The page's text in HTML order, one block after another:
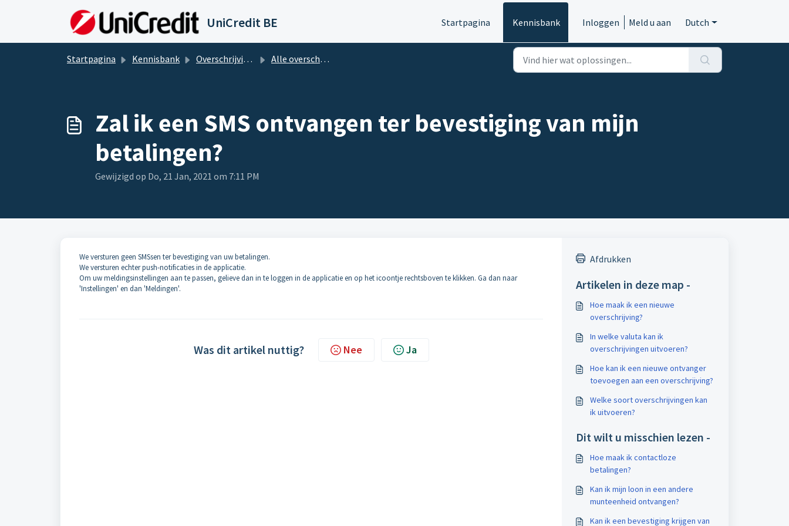
UniCredit BE Startpagina Kennisbank Inloggen Meld u aan Dutch
Startpagina Kennisbank Overschrijvingen Alle overschrijvingen
Zal ik een SMS ontvangen ter bevestiging van mijn
betalingen?
Gewijzigd op Do, 21 Jan, 2021 om 7:11 PM
We versturen geen SMSsen ter bevestiging van uw betalingen.
We versturen echter push-notificaties in de applicatie.
Om uw meldingsinstellingen aan te passen, gelieve dan in te loggen in de applicatie en op het icoontje rechtsboven te klikken. Ga dan naar
'Instellingen' en dan 'Meldingen'.
Was dit artikel nuttig? Nee Ja
Afdrukken
Artikelen in deze map -
Hoe maak ik een nieuwe
overschrijving?
In welke valuta kan ik
overschrijvingen uitvoeren?
Hoe kan ik een nieuwe ontvanger
toevoegen aan een overschrijving?
Welke soort overschrijvingen kan
ik uitvoeren?
Dit wilt u misschien lezen -
Hoe maak ik contactloze
betalingen?
Kan ik mijn loon in een andere
munteenheid ontvangen?
Kan ik een bevestiging krijgen van